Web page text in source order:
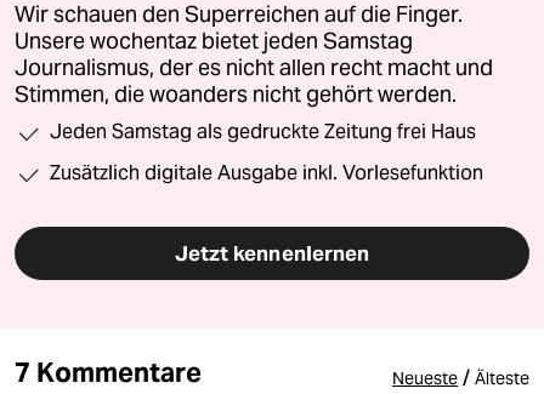
Wir schauen den Superreichen auf die Finger.
Unsere wochentaz bietet jeden Samstag
Journalismus, der es nicht allen recht macht und
Stimmen, die woanders nicht gehört werden.
Jeden Samstag als gedruckte Zeitung frei Haus
Zusätzlich digitale Ausgabe inkl. Vorlesefunktion
Jetzt kennenlernen
7 Kommentare Neueste / Älteste